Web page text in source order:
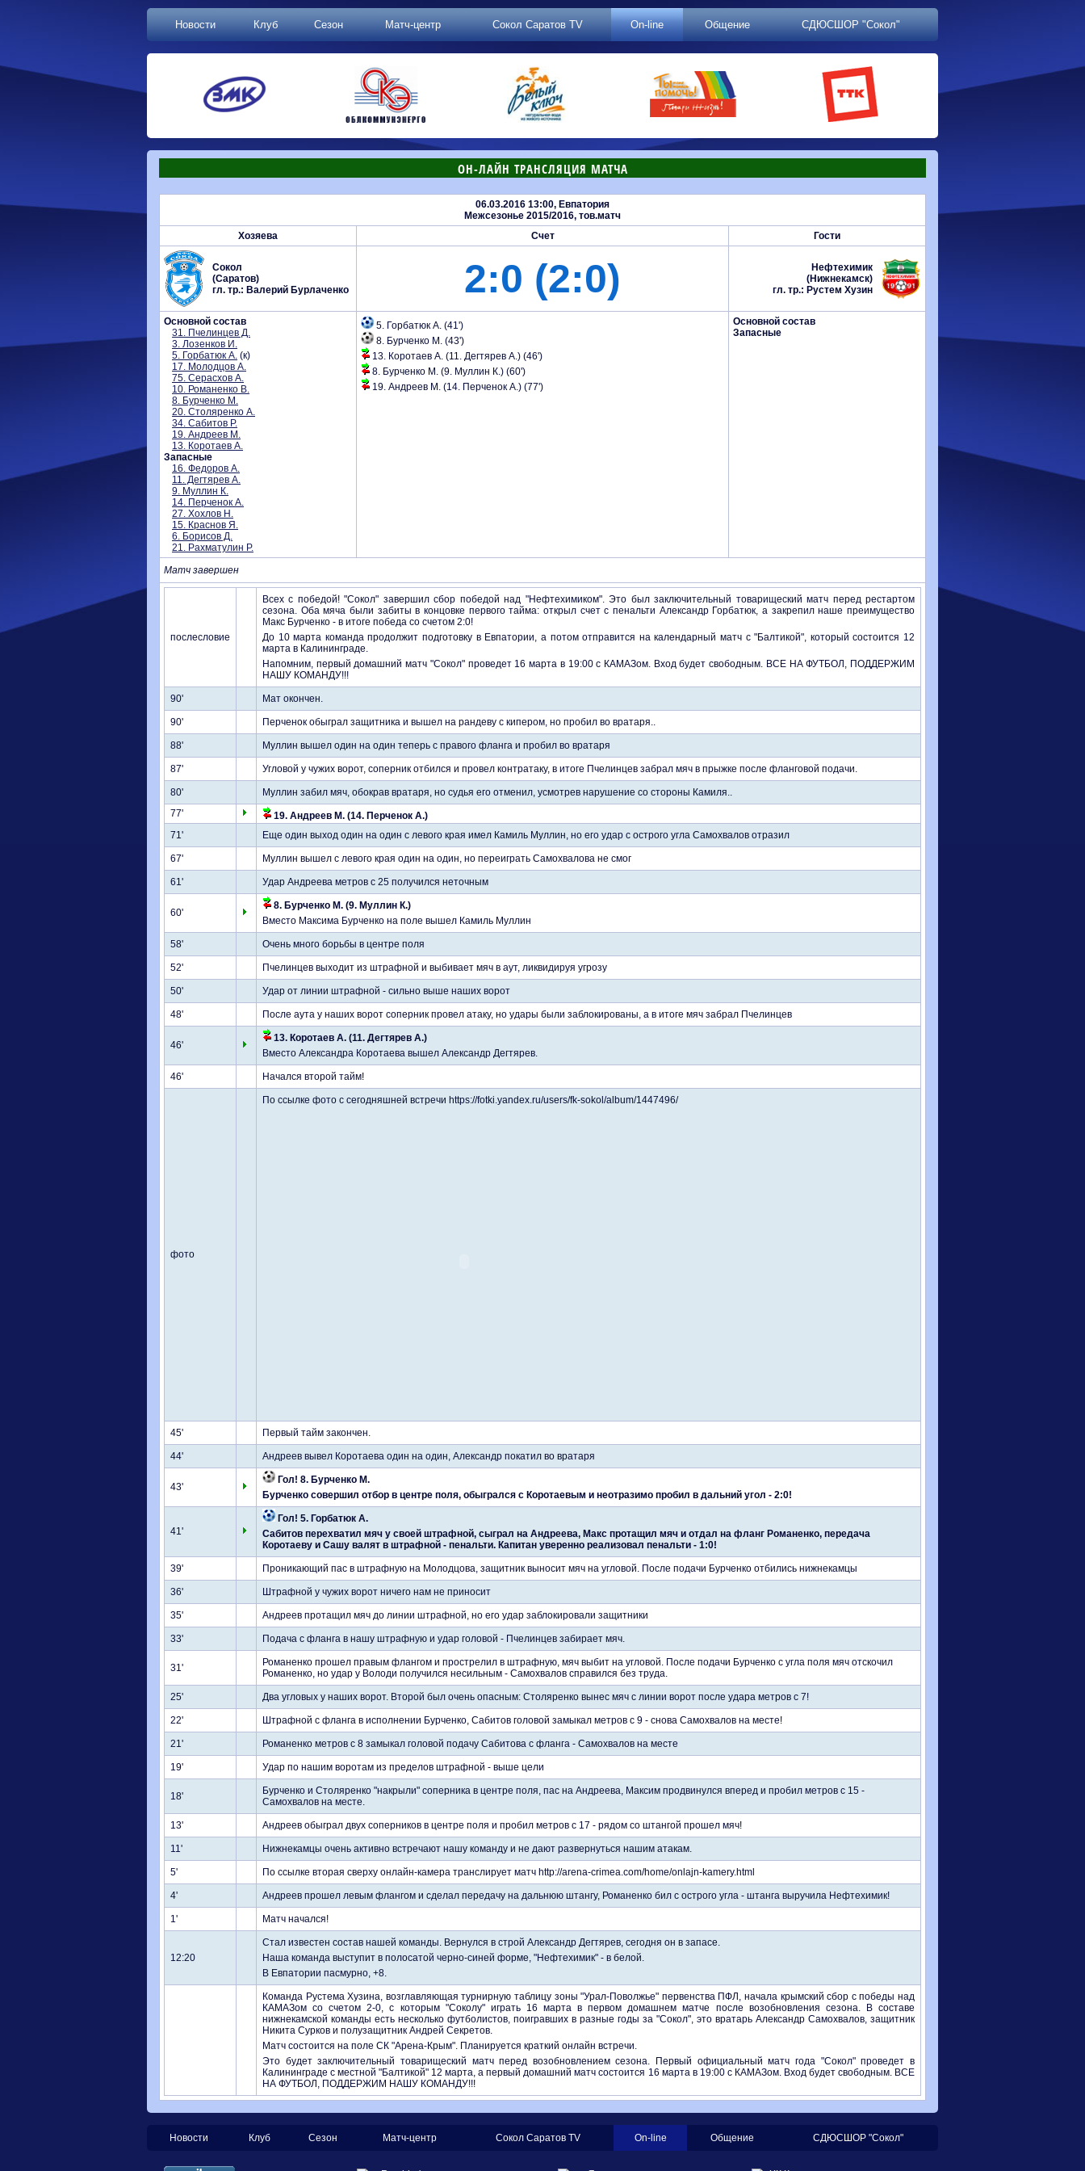
Новости Клуб Сезон Матч-центр Сокол Саратов TV On-line Общение СДЮСШОР "Сокол"
ОН-ЛАЙН ТРАНСЛЯЦИЯ МАТЧА
06.03.2016 13:00, Евпатория
Межсезонье 2015/2016, тов.матч
Хозяева
Счет Гости
Сокол
(Саратов)
гл. тр.: Валерий Бурлаченко
2:0 (2:0)
Нефтехимик
(Нижнекамск)
гл. тр.: Рустем Хузин
Основной состав
31. Пчелинцев Д.
3. Лозенков И.
5. Горбатюк А. (к)
17. Молодцов А.
75. Серасхов А.
10. Романенко В.
8. Бурченко М.
20. Столяренко А.
34. Сабитов Р.
19. Андреев М.
13. Коротаев А.
Запасные
16. Федоров А.
11. Дегтярев А.
9. Муллин К.
14. Перченок А.
27. Хохлов Н.
15. Краснов Я.
6. Борисов Д.
21. Рахматулин Р.
5. Горбатюк А. (41')
8. Бурченко М. (43')
13. Коротаев А. (11. Дегтярев А.) (46')
8. Бурченко М. (9. Муллин К.) (60')
19. Андреев М. (14. Перченок А.) (77')
Основной состав
Запасные
Матч завершен
послесловие
Всех с победой! "Сокол" завершил сбор победой над "Нефтехимиком". Это был заключительный товарищеский матч перед рестартом
сезона. Оба мяча были забиты в концовке первого тайма: открыл счет с пенальти Александр Горбатюк, а закрепил наше преимущество
Макс Бурченко - в итоге победа со счетом 2:0!
До 10 марта команда продолжит подготовку в Евпатории, а потом отправится на календарный матч с "Балтикой", который состоится 12
марта в Калининграде.
Напомним, первый домашний матч "Сокол" проведет 16 марта в 19:00 с КАМАЗом. Вход будет свободным. ВСЕ НА ФУТБОЛ, ПОДДЕРЖИМ
НАШУ КОМАНДУ!!!
90' Мат окончен.
90' Перченок обыграл защитника и вышел на рандеву с кипером, но пробил во вратаря..
88' Муллин вышел один на один теперь с правого фланга и пробил во вратаря
87' Угловой у чужих ворот, соперник отбился и провел контратаку, в итоге Пчелинцев забрал мяч в прыжке после фланговой подачи.
80'
Муллин забил мяч, обокрав вратаря, но судья его отменил, усмотрев нарушение со стороны Камиля..
77'
19. Андреев М. (14. Перченок А.)
71'
Еще один выход один на один с левого края имел Камиль Муллин, но его удар с острого угла Самохвалов отразил
67' Муллин вышел с левого края один на один, но переиграть Самохвалова не смог
61' Удар Андреева метров с 25 получился неточным
60'
8. Бурченко М. (9. Муллин К.)
Вместо Максима Бурченко на поле вышел Камиль Муллин
58' Очень много борьбы в центре поля
52' Пчелинцев выходит из штрафной и выбивает мяч в аут, ликвидируя угрозу
50' Удар от линии штрафной - сильно выше наших ворот
48' После аута у наших ворот соперник провел атаку, но удары были заблокированы, а в итоге мяч забрал Пчелинцев
46'
13. Коротаев А. (11. Дегтярев А.)
Вместо Александра Коротаева вышел Александр Дегтярев.
46' Начался второй тайм!
фото
По ссылке фото с сегодняшней встречи https://fotki.yandex.ru/users/fk-sokol/album/1447496/
45' Первый тайм закончен.
44' Андреев вывел Коротаева один на один, Александр покатил во вратаря
43'
Гол! 8. Бурченко М.
Бурченко совершил отбор в центре поля, обыгрался с Коротаевым и неотразимо пробил в дальний угол - 2:0!
41'
Гол! 5. Горбатюк А.
Сабитов перехватил мяч у своей штрафной, сыграл на Андреева, Макс протащил мяч и отдал на фланг Романенко, передача
Коротаеву и Сашу валят в штрафной - пенальти. Капитан уверенно реализовал пенальти - 1:0!
39' Проникающий пас в штрафную на Молодцова, защитник выносит мяч на угловой. После подачи Бурченко отбились нижнекамцы
36' Штрафной у чужих ворот ничего нам не приносит
35' Андреев протащил мяч до линии штрафной, но его удар заблокировали защитники
33' Подача с фланга в нашу штрафную и удар головой - Пчелинцев забирает мяч.
31'
Романенко прошел правым флангом и прострелил в штрафную, мяч выбит на угловой. После подачи Бурченко с угла поля мяч отскочил
Романенко, но удар у Володи получился несильным - Самохвалов справился без труда.
25' Два угловых у наших ворот. Второй был очень опасным: Столяренко вынес мяч с линии ворот после удара метров с 7!
22' Штрафной с фланга в исполнении Бурченко, Сабитов головой замыкал метров с 9 - снова Самохвалов на месте!
21' Романенко метров с 8 замыкал головой подачу Сабитова с фланга - Самохвалов на месте
19' Удар по нашим воротам из пределов штрафной - выше цели
18'
Бурченко и Столяренко "накрыли" соперника в центре поля, пас на Андреева, Максим продвинулся вперед и пробил метров с 15 -
Самохвалов на месте.
13' Андреев обыграл двух соперников в центре поля и пробил метров с 17 - рядом со штангой прошел мяч!
11' Нижнекамцы очень активно встречают нашу команду и не дают развернуться нашим атакам.
5' По ссылке вторая сверху онлайн-камера транслирует матч http://arena-crimea.com/home/onlajn-kamery.html
4' Андреев прошел левым флангом и сделал передачу на дальнюю штангу, Романенко бил с острого угла - штанга выручила Нефтехимик!
1' Матч начался!
12:20
Стал известен состав нашей команды. Вернулся в строй Александр Дегтярев, сегодня он в запасе.
Наша команда выступит в полосатой черно-синей форме, "Нефтехимик" - в белой.
В Евпатории пасмурно, +8.
Команда Рустема Хузина, возглавляющая турнирную таблицу зоны "Урал-Поволжье" первенства ПФЛ, начала крымский сбор с победы над
КАМАЗом со счетом 2-0, с которым "Соколу" играть 16 марта в первом домашнем матче после возобновления сезона. В составе
нижнекамской команды есть несколько футболистов, поигравших в разные годы за "Сокол", это вратарь Александр Самохвалов, защитник
Никита Сурков и полузащитник Андрей Секретов.
Матч состоится на поле СК "Арена-Крым". Планируется краткий онлайн встречи.
Это будет заключительный товарищеский матч перед возобновлением сезона. Первый официальный матч года "Сокол" проведет в
Калининграде с местной "Балтикой" 12 марта, а первый домашний матч состоится 16 марта в 19:00 с КАМАЗом. Вход будет свободным. ВСЕ
НА ФУТБОЛ, ПОДДЕРЖИМ НАШУ КОМАНДУ!!!
Новости Клуб Сезон Матч-центр Сокол Саратов TV On-line Общение СДЮСШОР "Сокол"